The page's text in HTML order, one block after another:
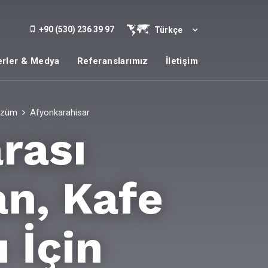
+90 (530) 236 39 97 Türkçe
& Medya Referanslarımız İletişim
Afyonkarahisar
Kafe
İçin